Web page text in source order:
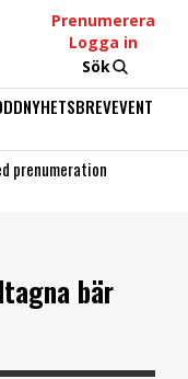
Prenumerera
Logga in
Sök
NYHETSBREVEVENT
prenumeration
bär